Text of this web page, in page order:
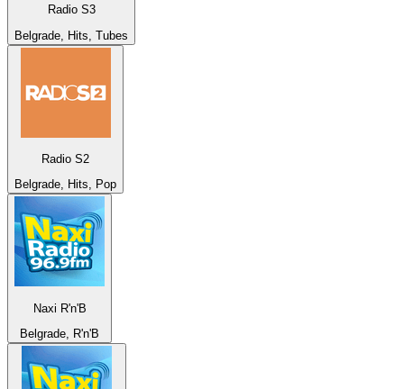
Radio S3
Belgrade, Hits, Tubes
Radio S2
Belgrade, Hits, Pop
Naxi R'n'B
Belgrade, R'n'B